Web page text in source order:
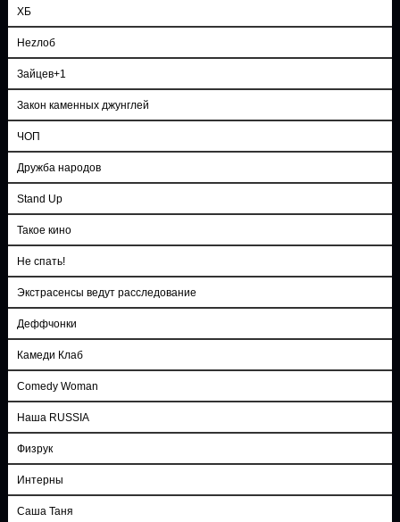
ХБ
Неzлоб
Зайцев+1
Закон каменных джунглей
ЧОП
Дружба народов
Stand Up
Такое кино
Не спать!
Экстрасенсы ведут расследование
Деффчонки
Камеди Клаб
Comedy Woman
Наша RUSSIA
Физрук
Интерны
Саша Таня